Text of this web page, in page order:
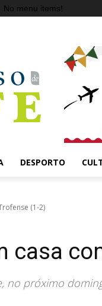
No menu items!
DESPORTO
(1-2)
casa
no próximo